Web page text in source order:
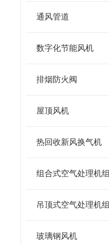
通风管道
数字化节能风机
排烟防火阀
屋顶风机
热回收新风换气机
组合式空气处理机组
吊顶式空气处理机组
玻璃钢风机